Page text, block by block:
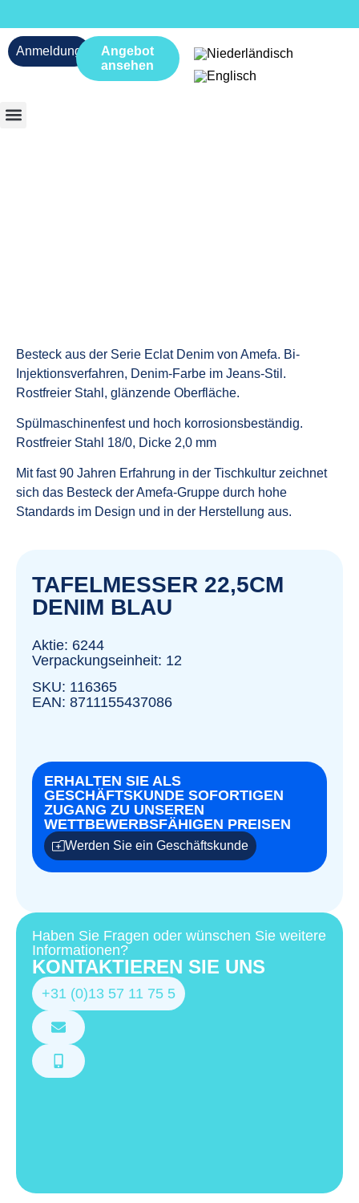
Anmeldung
Angebot
ansehen
Besteck aus der Serie Eclat Denim von Amefa. Bi-
Injektionsverfahren, Denim-Farbe im Jeans-Stil.
Rostfreier Stahl, glänzende Oberfläche.
Spülmaschinenfest und hoch korrosionsbeständig.
Rostfreier Stahl 18/0, Dicke 2,0 mm
Mit fast 90 Jahren Erfahrung in der Tischkultur zeichnet
sich das Besteck der Amefa-Gruppe durch hohe
Standards im Design und in der Herstellung aus.
TAFELMESSER 22,5CM
DENIM BLAU
Aktie: 6244
Verpackungseinheit: 12
SKU: 116365
EAN: 8711155437086
ERHALTEN SIE ALS
GESCHÄFTSKUNDE SOFORTIGEN
ZUGANG ZU UNSEREN
WETTBEWERBSFÄHIGEN PREISEN
Werden Sie ein Geschäftskunde
Haben Sie Fragen oder wünschen Sie weitere
Informationen?
KONTAKTIEREN SIE UNS
+31 (0)13 57 11 75 5